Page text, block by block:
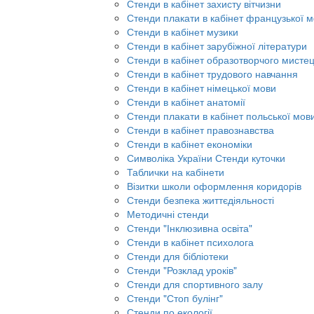
Стенди в кабінет захисту вітчизни
Стенди плакати в кабінет французької
Стенди в кабінет музики
Стенди в кабінет зарубіжної літератури
Стенди в кабінет образотворчого
Стенди в кабінет трудового навчання
Стенди в кабінет німецької мови
Стенди в кабінет анатомії
Стенди плакати в кабінет польської
Стенди в кабінет правознавства
Стенди в кабінет економіки
Символіка України Стенди куточки
Таблички на кабінети
Візитки школи оформлення коридорів
Стенди безпека життєдіяльності
Методичні стенди
Стенди "Інклюзивна освіта"
Стенди в кабінет психолога
Стенди для бібліотеки
Стенди "Розклад уроків"
Стенди для спортивного залу
Стенди "Стоп булінг"